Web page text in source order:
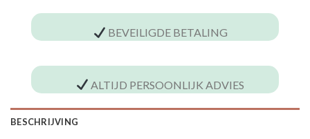
BEVEILIGDE BETALING
ALTIJD PERSOONLIJK ADVIES
BESCHRIJVING